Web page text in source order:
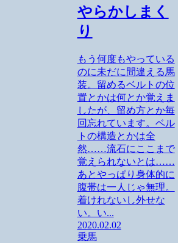
やらかしまく
り
もう何度もやっている
のに未だに間違える馬
装。留めるベルトの位
置とかは何とか覚えま
したが、留め方とか毎
回忘れています。ベル
トの構造とかは全
然……流石にここまで
覚えられないとは……
あとやっぱり身体的に
腹帯は一人じゃ無理。
着けれないし外せな
い。い...
2020.02.02
乗馬